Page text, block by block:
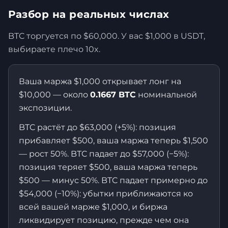
Разбор на реальных числах
BTC торгуется по $60,000. У вас $1,000 в USDT,
выбираете плечо 10x.
Ваша маржа $1,000 открывает лонг на
$10,000 — около 0.1667 BTC номинальной
экспозиции.
BTC растёт до $63,000 (+5%): позиция
прибавляет $500, ваша маржа теперь $1,500
— рост 50%. BTC падает до $57,000 (−5%):
позиция теряет $500, ваша маржа теперь
$500 — минус 50%. BTC падает примерно до
$54,000 (−10%): убытки приближаются ко
всей вашей марже $1,000, и биржа
ликвидирует позицию, прежде чем она